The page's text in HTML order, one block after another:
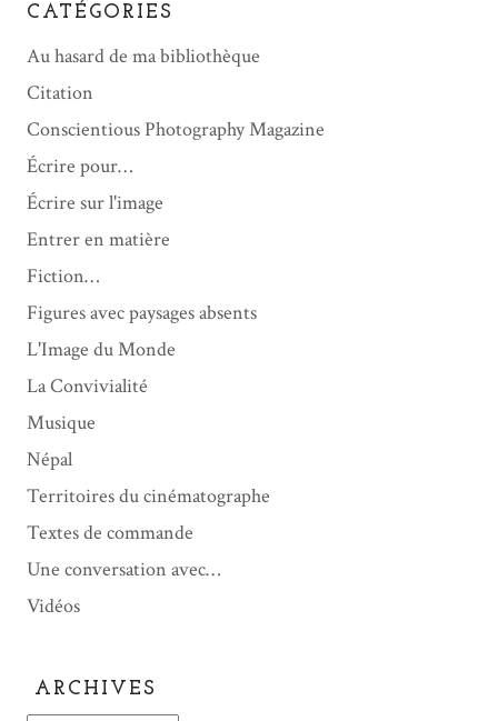
CATÉGORIES
Au hasard de ma bibliothèque
Citation
Conscientious Photography Magazine
Écrire pour…
Écrire sur l'image
Entrer en matière
Fiction…
Figures avec paysages absents
L'Image du Monde
La Convivialité
Musique
Népal
Territoires du cinématographe
Textes de commande
Une conversation avec…
Vidéos
ARCHIVES